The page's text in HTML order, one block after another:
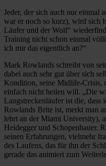
Jeder, der sich auch nur einmal
war er noch so kurz), wird sich
Läufer und der Wolf“
Training nicht schon einmal
ich mir das eigentlich an?“
Mark Rowlands schreibt von
dabei auch sehr gut über sich
Kondition, seine Midlife-Crisis,
einfach nicht heilen will. „Die
Langstreckenläufer ist die, dass
Rowlands Brite ist, merkt man
lehrt an der Miami University),
Heidegger und Schopenhauer.
seinen Erfahrungen, vielmehr
des Laufens, das für ihn der
gerade das animiert zum